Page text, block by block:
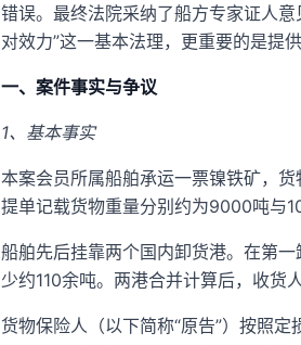
错误。最终法院采纳了船方专家证人
对效力”这一基本法理，更重要的是提
一、案件事实与争议
1、基本事实
本案会员所属船舶承运一票镍铁矿，
提单记载货物重量分别约为9000吨与
船舶先后挂靠两个国内卸货港。在第
少约110余吨。两港合并计算后，收货
货物保险人（以下简称“原告”）按照